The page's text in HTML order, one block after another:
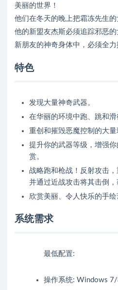
美丽的世界！
他们在冬天的晚上把霜冻先生
他的新盟友杰斯必须追踪邪恶
新朋友的神奇身体中，必须全力
特色
发现大量神奇武器。
在华丽的环境中跑、跳和滑
重创和摧毁恶魔控制的大量
提升你的武器等级，增强
赏。
战略跑和枪战！反射攻击，
并通过近战攻击将其击倒，
欣赏美丽、令人快乐的手绘
系统需求
最低配置:
操作系统: Windows